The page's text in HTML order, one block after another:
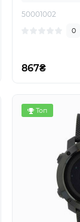
50001002
0
867₴
Топ